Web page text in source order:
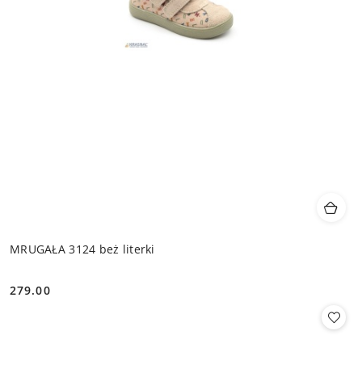
MRUGAŁA 3124 beż literki
Cena:
279.00